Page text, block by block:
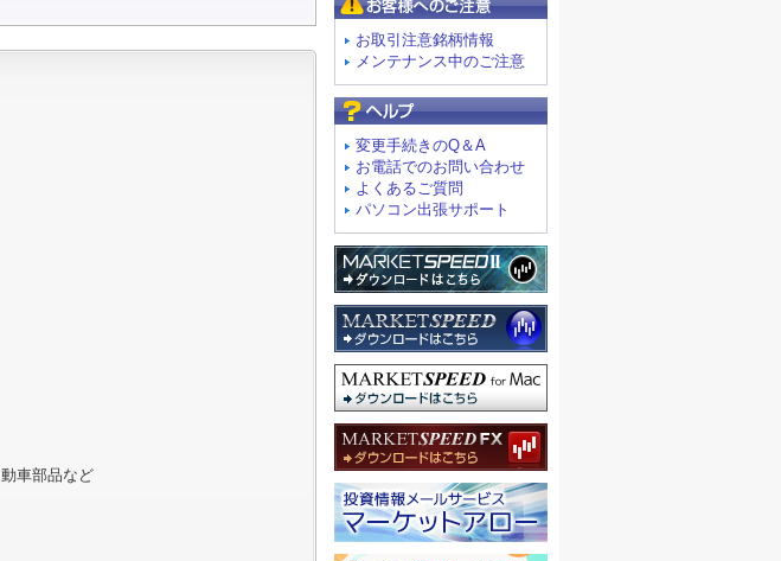
お取引注意銘柄情報
メンテナンス中のご注意
変更手続きのQ＆A
お電話でのお問い合わせ
よくあるご質問
パソコン出張サポート